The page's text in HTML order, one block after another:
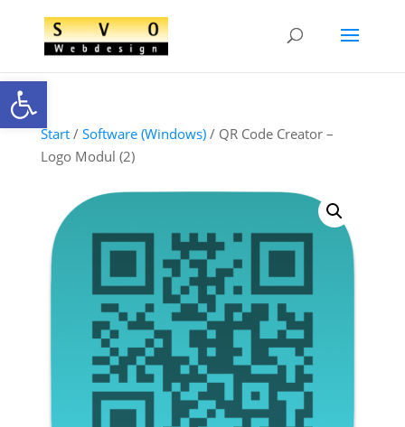
Open toolbar
Start/ Software (Windows)/ QR Code Creator –
Logo Modul (2)